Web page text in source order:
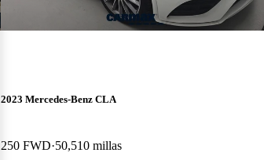
2023 Mercedes-Benz CLA
250 FWD 50,510 millas